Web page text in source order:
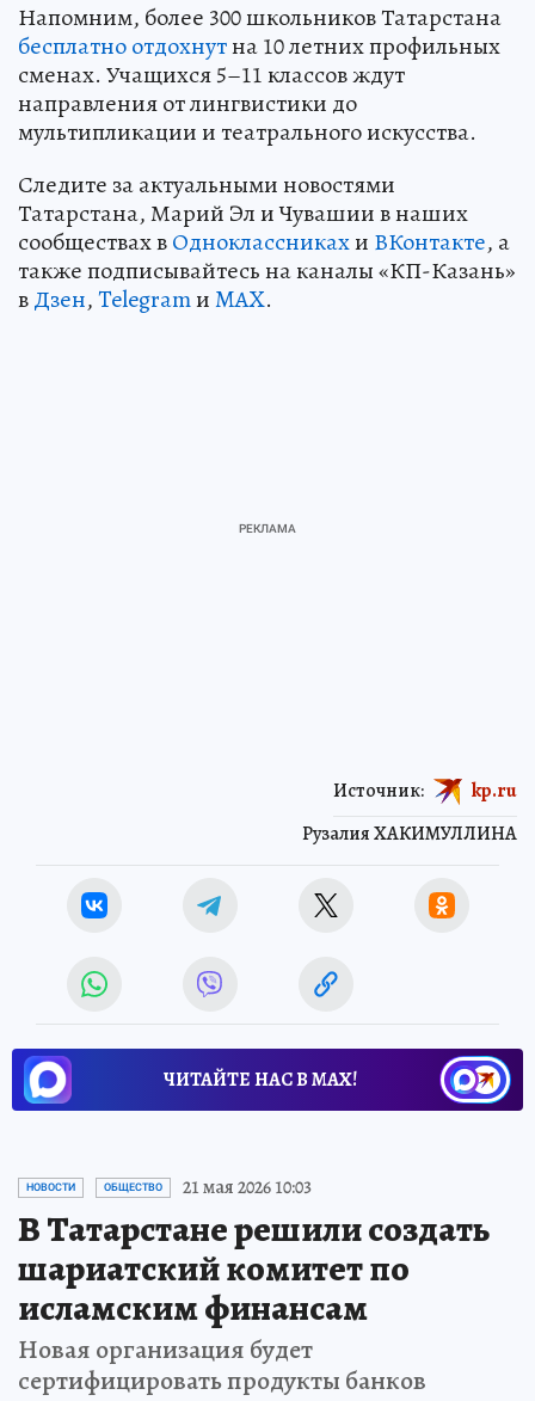
Напомним, более 300 школьников Татарстана
бесплатно отдохнутна 10 летних профильных
сменах. Учащихся 5–11 классов ждут
направления от лингвистики до
мультипликации и театрального искусства.
Следите за актуальными новостями
Татарстана, Марий Эл и Чувашии в наших
сообществах вОдноклассникахи ВКонтакте, а
также подписывайтесь на каналы «КП-Казань»
вДзен,TelegramиMAX.
Рузалия ХАКИМУЛЛИНА
Источник: kp.ru
ЧИТАЙТЕ НАС В МАХ!
НОВОСТИ ОБЩЕСТВО 21 мая 2026 10:03
В Татарстане решили создать
шариатский комитет по
исламским финансам
Новая организация будет
сертифицировать продукты банков